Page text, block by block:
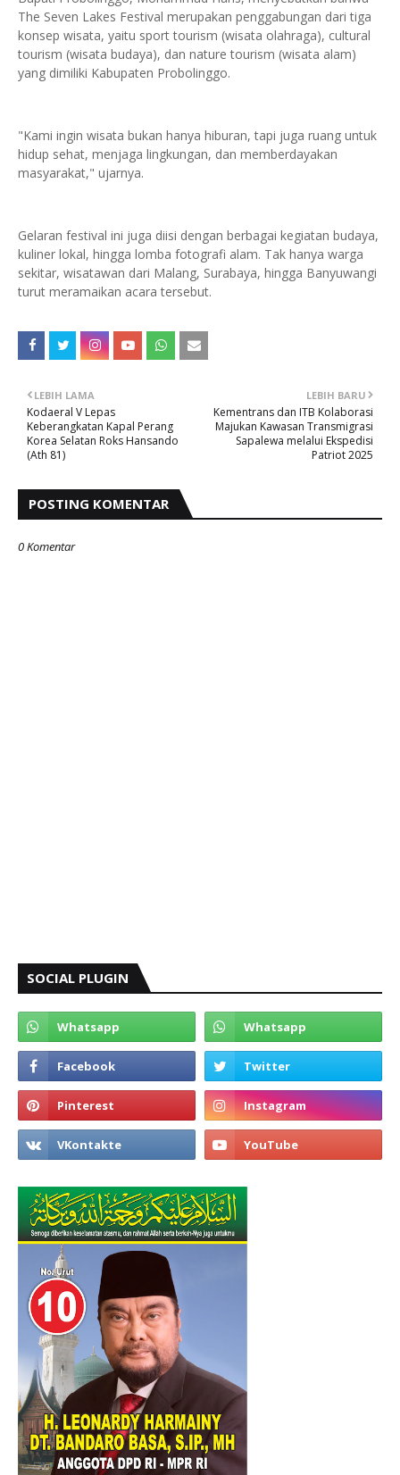
The Seven Lakes Festival merupakan penggabungan dari tiga
konsep wisata, yaitu sport tourism (wisata olahraga), cultural
tourism (wisata budaya), dan nature tourism (wisata alam)
yang dimiliki Kabupaten Probolinggo.
"Kami ingin wisata bukan hanya hiburan, tapi juga ruang untuk
hidup sehat, menjaga lingkungan, dan memberdayakan
masyarakat," ujarnya.
Gelaran festival ini juga diisi dengan berbagai kegiatan budaya,
kuliner lokal, hingga lomba fotografi alam. Tak hanya warga
sekitar, wisatawan dari Malang, Surabaya, hingga Banyuwangi
turut meramaikan acara tersebut.
LEBIH BARU
Kementrans dan ITB Kolaborasi
Majukan Kawasan Transmigrasi
Sapalewa melalui Ekspedisi
Patriot 2025
LEBIH LAMA
Kodaeral V Lepas
Keberangkatan Kapal Perang
Korea Selatan Roks Hansando
(Ath 81)
POSTING KOMENTAR
0 Komentar
SOCIAL PLUGIN